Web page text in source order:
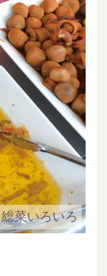
総菜いろいろ